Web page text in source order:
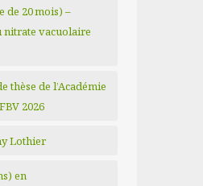
de 20 mois) –
nitrate vacuolaire
thèse de l’Académie
2026
Lothier
en